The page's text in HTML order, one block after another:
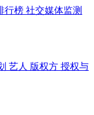
行榜 社交媒体监测
艺人 版权方 授权与